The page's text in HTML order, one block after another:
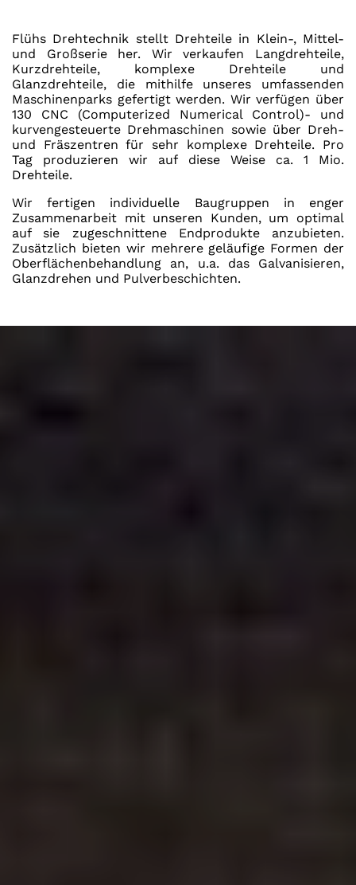
Flühs Drehtechnik stellt Drehteile in Klein-, Mittel-
und Großserie her. Wir verkaufen Langdrehteile,
Kurzdrehteile, komplexe Drehteile und
Glanzdrehteile, die mithilfe unseres umfassenden
Maschinenparks gefertigt werden. Wir verfügen über
130 CNC (Computerized Numerical Control)- und
kurvengesteuerte Drehmaschinen sowie über Dreh-
und Fräszentren für sehr komplexe Drehteile. Pro
Tag produzieren wir auf diese Weise ca. 1 Mio.
Drehteile.
Wir fertigen individuelle Baugruppen in enger
Zusammenarbeit mit unseren Kunden, um optimal
auf sie zugeschnittene Endprodukte anzubieten.
Zusätzlich bieten wir mehrere geläufige Formen der
Oberflächenbehandlung an, u.a. das Galvanisieren,
Glanzdrehen und Pulverbeschichten.